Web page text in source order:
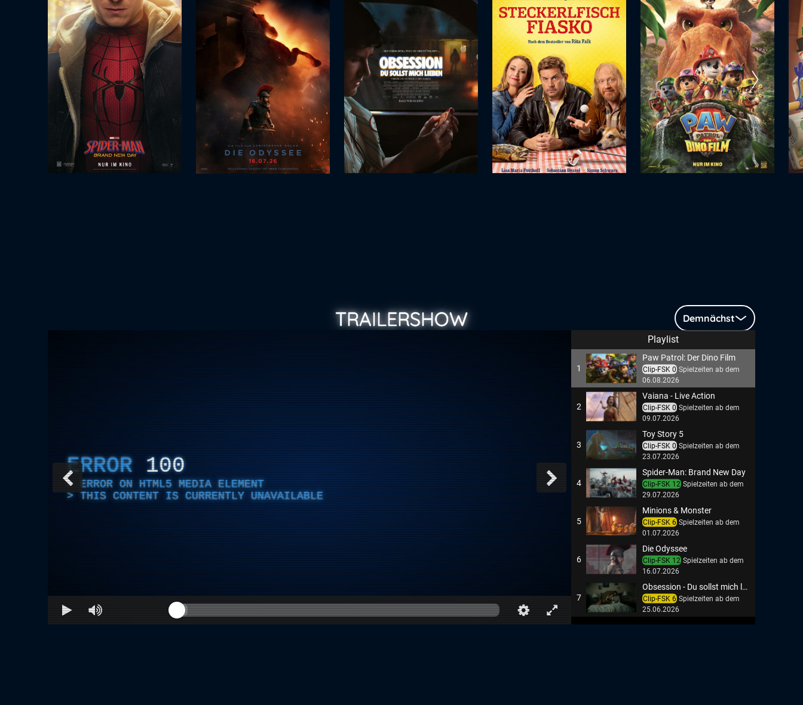
TRAILERSHOW Demnächst
ERROR 100
ERROR ON HTML5 MEDIA ELEMENT
THIS CONTENT IS CURRENTLY UNAVAILABLE
Playlist
1
Paw Patrol: Der Dino Film
Clip-FSK 0 Spielzeiten ab dem
06.08.2026
2
Vaiana - Live Action
Clip-FSK 0 Spielzeiten ab dem
09.07.2026
3
Toy Story 5
Clip-FSK 0 Spielzeiten ab dem
23.07.2026
4
Spider-Man: Brand New Day
Clip-FSK 12 Spielzeiten ab dem
29.07.2026
5
Minions & Monster
Clip-FSK 6 Spielzeiten ab dem
01.07.2026
6
Die Odyssee
Clip-FSK 12 Spielzeiten ab dem
16.07.2026
7
Obsession - Du sollst mich lieben
Clip-FSK 6 Spielzeiten ab dem
25.06.2026
Ein Münchner im Himmel - Der Tod ist erst der Anfang